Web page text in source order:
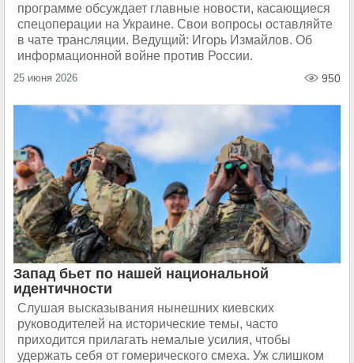
программе обсуждает главные новости, касающиеся
спецоперации на Украине. Свои вопросы оставляйте
в чате трансляции. Ведущий: Игорь Измайлов. Об
информационной войне против России.
25 июня 2026 950
Запад бьет по нашей национальной
идентичности
Слушая высказывания нынешних киевских
руководителей на исторические темы, часто
приходится прилагать немалые усилия, чтобы
удержать себя от гомерического смеха. Уж слишком